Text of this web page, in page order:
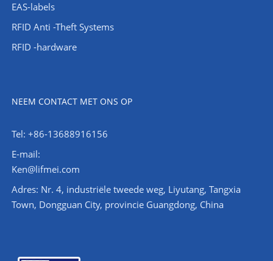
EAS-labels
RFID Anti -Theft Systems
RFID -hardware
NEEM CONTACT MET ONS OP
Tel: +86-13688916156
E-mail:
Ken@lifmei.com
Adres: Nr. 4, industriële tweede weg, Liyutang, Tangxia
Town, Dongguan City, provincie Guangdong, China